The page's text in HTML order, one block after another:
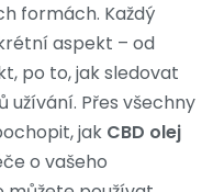
formách. Každý
aspekt – od
po to, jak sledovat
Přes všechny
jak CBD olej
o vašeho